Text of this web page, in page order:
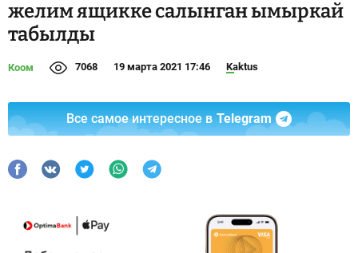
желим ящикке салынган ымыркай
табылды
Коом 7068 19 марта 2021 17:46 Kaktus
Все самое интересное в Telegram